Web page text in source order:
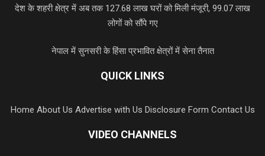
देश के शहरी क्षेत्र में अब तक 127.68 लाख घरों को मिली मंजूरी, 99.07 लाख
लोगों को सौंपे गए
नेपाल में सुनसरी के हिंसा प्रभावित क्षेत्रों में सेना तैनात
QUICK LINKS
Home About Us Advertise with Us Disclosure Form Contact Us
VIDEO CHANNELS